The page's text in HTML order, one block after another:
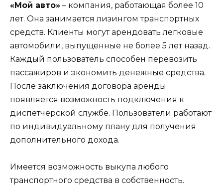
«Мой авто» – компания, работающая более 10
лет. Она занимается лизингом транспортных
средств. Клиенты могут арендовать легковые
автомобили, выпущенные не более 5 лет назад.
Каждый пользователь способен перевозить
пассажиров и экономить денежные средства.
После заключения договора аренды
появляется возможность подключения к
диспетчерской службе. Пользователи работают
по индивидуальному плану для получения
дополнительного дохода.
Имеется возможность выкупа любого
транспортного средства в собственность.